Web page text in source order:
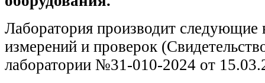
Лаборатория производит
измерений и проверок
лаборатории №31-010-2024 от